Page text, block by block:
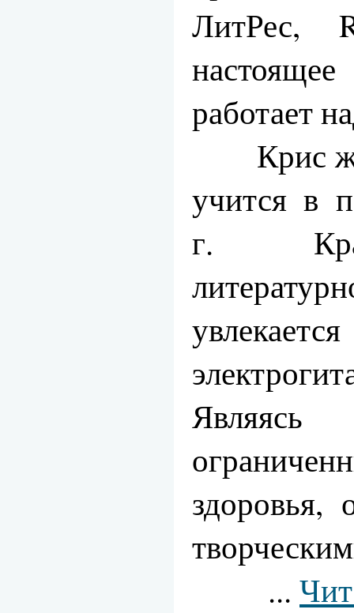
ЛитРес,
работает
Крис
учится в
г.
здоровья,
...